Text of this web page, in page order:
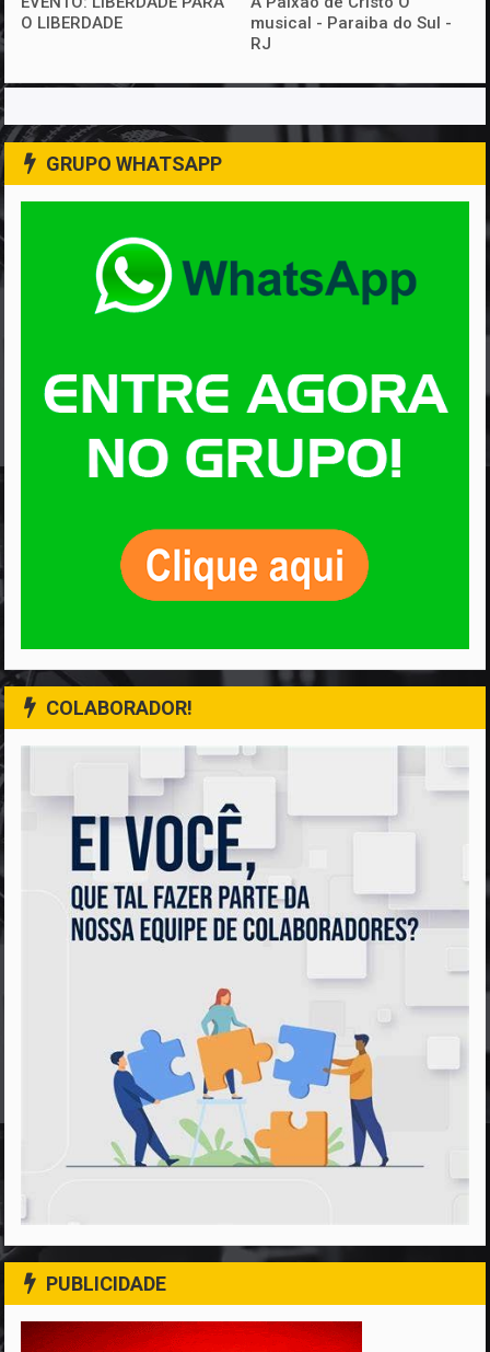
O LIBERDADE
musical - Paraiba do Sul -
RJ
GRUPO WHATSAPP
COLABORADOR!
PUBLICIDADE